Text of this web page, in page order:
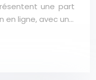
une part
en ligne, avec un…